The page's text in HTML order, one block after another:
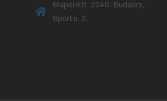
Mapei Kft. 2040. Budaörs,
Sport u. 2.